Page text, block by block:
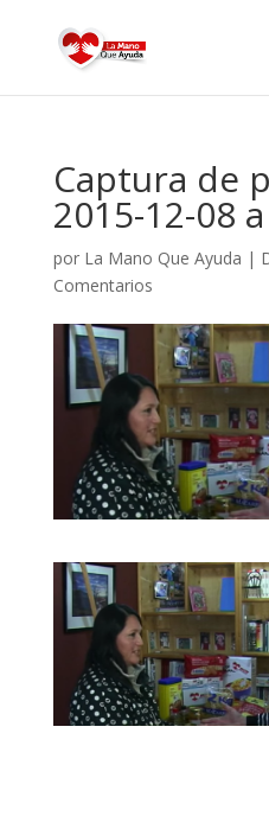
Captura de
2015-12-08
por La Mano Que Ayuda |
Comentarios